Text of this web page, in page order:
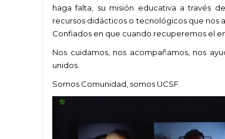
haga falta, su misión educativa a través
recursos didácticos o tecnológicos que nos
Confiados en que cuando recuperemos el
Nos cuidamos, nos acompañamos, nos
unidos.
Somos Comunidad, somos UCSF.